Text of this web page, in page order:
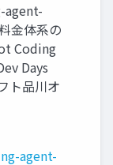
金体系の
Coding
Days
ト品川オ
agent-